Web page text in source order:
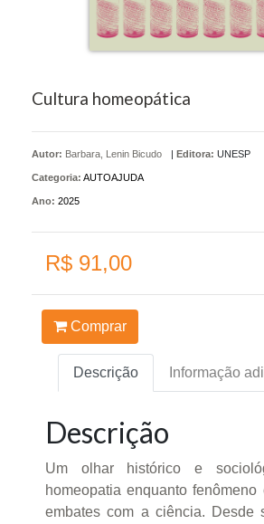
Cultura homeopática
Autor: Barbara, Lenin Bicudo | Editora: UNESP
Categoria: AUTOAJUDA
Ano: 2025
R$ 91,00
Comprar
Descrição Informação
Descrição
Um olhar histórico e
homeopatia enquanto
embates com a ciência. Desde